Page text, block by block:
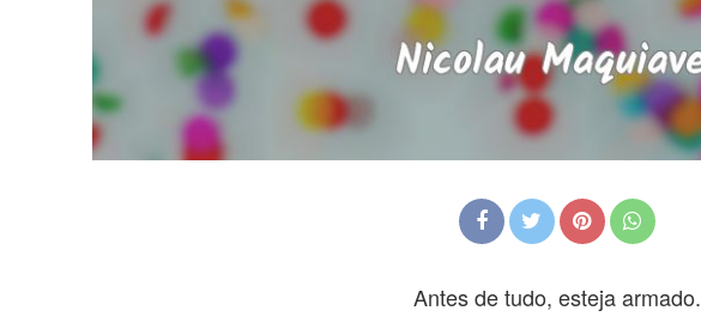
Antes de tudo, esteja armado.